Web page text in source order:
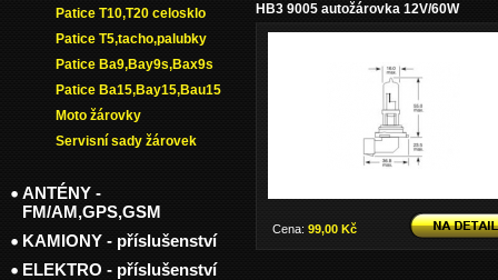
HB3 9005 autožárovka 12V/60W
Cena: 99,00 Kč
Patice T10,T20 celosklo
Patice T5,tacho,palubky
Patice Ba9,Bay9s,Bax9s
Patice Ba15,Bay15,Bau15
Moto žárovky
Servisní sady žárovek
ANTÉNY -
FM/AM,GPS,GSM
KAMIONY - příslušenství
ELEKTRO - příslušenství